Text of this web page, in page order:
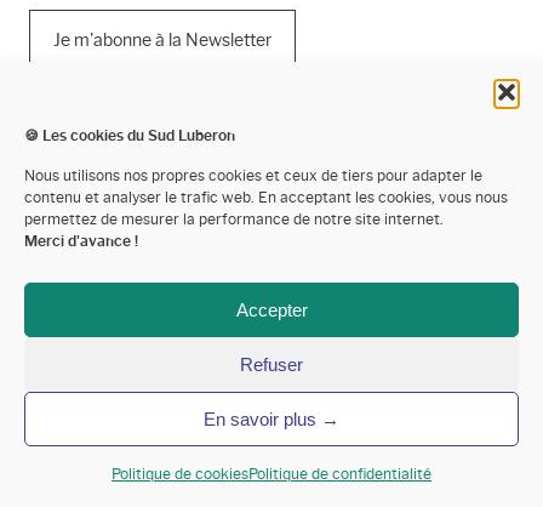
🍪 Les cookies du Sud Luberon
Nous utilisons nos propres cookies et ceux de tiers pour adapter le
contenu et analyser le trafic web. En acceptant les cookies, vous nous
permettez de mesurer la performance de notre site internet.
Merci d'avance !
Accepter
Refuser
En savoir plus →
Politique de cookiesPolitique de confidentialité
Je m'abonne à la Newsletter
Mentions légales
Politique de confidentialité
Espace pro’
Annoncer votre événement